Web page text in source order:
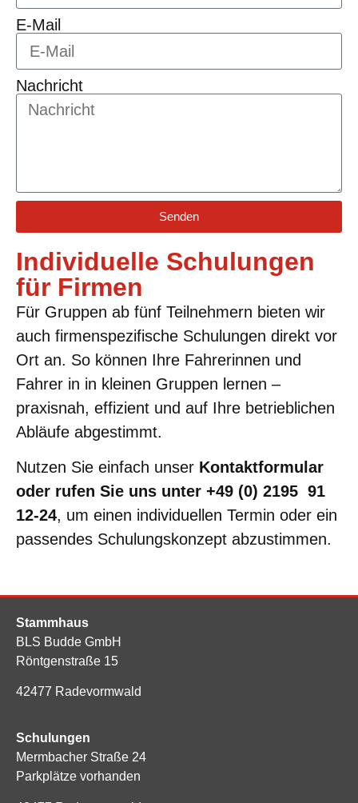
E-Mail
Nachricht
Senden
Individuelle Schulungen
für Firmen
Für Gruppen ab fünf Teilnehmern bieten wir
auch firmenspezifische Schulungen direkt vor
Ort an. So können Ihre Fahrerinnen und
Fahrer in in kleinen Gruppen lernen –
praxisnah, effizient und auf Ihre betrieblichen
Abläufe abgestimmt.
Nutzen Sie einfach unser Kontaktformular
oder rufen Sie uns unter +49 (0) 2195 91
12-24, um einen individuellen Termin oder ein
passendes Schulungskonzept abzustimmen.
Stammhaus
BLS Budde GmbH
Röntgenstraße 15
42477 Radevormwald
Schulungen
Mermbacher Straße 24
Parkplätze vorhanden